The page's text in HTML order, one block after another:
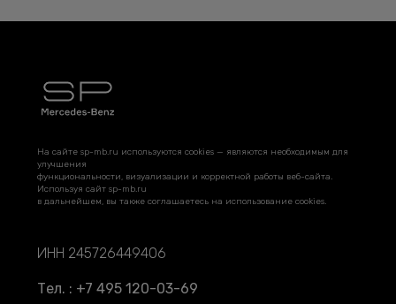
На сайте sp-mb.ru используются cookies — являются необходимым для
улучшения
функциональности, визуализации и корректной работы веб-сайта.
Используя сайт sp-mb.ru
в дальнейшем, вы также соглашаетесь на использование cookies.
ИНН 245726449406
Тел. : +7 495 120-03-69